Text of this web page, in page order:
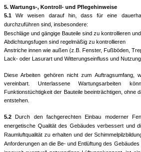
5. Wartungs-, Kontroll- und Pflegehinweise
5.1Wir weisen darauf hin, dass für eine
durchzuführen sind, insbesondere:
Beschläge und gängige Bauteile sind zu kontrollieren
Abdichtungsfugen sind regelmäßig zu kontrollieren
Anstriche innen wie außen (z.B. Fenster, Fußböden,
Lack- oder Lasurart und Witterungseinfluss und
Diese Arbeiten gehören nicht zum Auftragsumfang,
vereinbart. Unterlassene Wartungsarbeiten
Funktionstüchtigkeit der Bauteile beeinträchtigen, ohne
entstehen.
5.2 Durch den fachgerechten Einbau moderner
energetische Qualität des Gebäudes verbessert und
Raumluftqualität zu erhalten und der
Anforderungen an die Be- und Entlüftung des